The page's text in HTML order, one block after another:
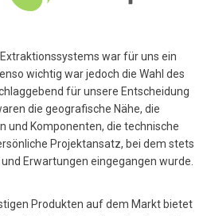
war für uns ein
wichtig war jedoch die Wahl des
für unsere Entscheidung
die geografische Nähe, die
und Komponenten, die technische
Projektansatz, bei dem stets
Erwartungen eingegangen wurde.
Produkten auf dem Markt bietet